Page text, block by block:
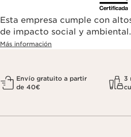
Esta empresa cumple con
de impacto social y ambiental.
Más información
Envío gratuito a partir
de 40€
3